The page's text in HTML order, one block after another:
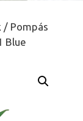
/ Pompás
Blue